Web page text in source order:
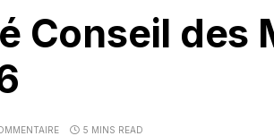
Conseil des
5 MINS READ